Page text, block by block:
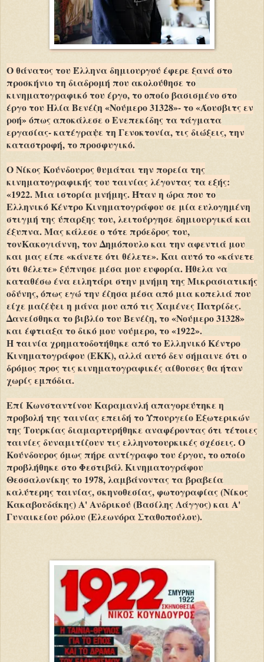
Ο θάνατος του Έλληνα δημιουργού έφερε ξανά στο
προσκήνιο τη διαδρομή που ακολούθησε το
κινηματογραφικό του έργο, το οποίο βασισμένο στο
έργο του Ηλία Βενέζη «Νούμερο 31328»- το «Άουσβιτς εν
ροή» όπως αποκάλεσε ο Ενεπεκίδης τα τάγματα
εργασίας- κατέγραψε τη Γενοκτονία, τις διώξεις, την
καταστροφή, το προσφυγικό.
Ο Νίκος Κούνδουρος θυμάται την πορεία της
κινηματογραφικής του ταινίας λέγοντας τα εξής:
«1922. Μια ιστορία μνήμης. Ήταν η ώρα που το
Ελληνικό Κέντρο Κινηματογράφου σε μία ευλογημένη
στιγμή της ύπαρξης του, λειτούργησε δημιουργικά και
έξυπνα. Μας κάλεσε ο τότε πρόεδρος του,
τονΚακογιάννη, τον Δημόπουλο και την αφεντιά μου
και μας είπε «κάνετε ότι θέλετε». Και αυτό το «κάνετε
ότι θέλετε» ξύπνησε μέσα μου ευφορία. Ήθελα να
καταθέσω ένα ειλητάρι στην μνήμη της Μικρασιατικής
οδύνης, όπως εγώ την έζησα μέσα από μια κοπελιά που
είχε μαζέψει η μάνα μου από τις Χαμένες Πατρίδες.
Δανείσθηκα το βιβλίο του Βενέζη, το «Νούμερο 31328»
και έφτιαξα το δικό μου νούμερο, το «1922».
Η ταινία χρηματοδοτήθηκε από το Ελληνικό Κέντρο
Κινηματογράφου (ΕΚΚ), αλλά αυτό δεν σήμαινε ότι ο
δρόμος προς τις κινηματογραφικές αίθουσες θα ήταν
χωρίς εμπόδια.
Επί Κωνσταντίνου Καραμανλή απαγορεύτηκε η
προβολή της ταινίας επειδή το Υπουργείο Εξωτερικών
της Τουρκίας διαμαρτυρήθηκε αναφέροντας ότι τέτοιες
ταινίες δυναμιτίζουν τις ελληνοτουρκικές σχέσεις. Ο
Κούνδουρος όμως πήρε αντίγραφο του έργου, το οποίο
προβλήθηκε στο Φεστιβάλ Κινηματογράφου
Θεσσαλονίκης το 1978, λαμβάνοντας τα βραβεία
καλύτερης ταινίας, σκηνοθεσίας, φωτογραφίας (Νίκος
Κακαβουδάκης) Α' Ανδρικού (Βασίλης Λάγγος) και Α'
Γυναικείου ρόλου (Ελεωνόρα Σταθοπούλου).